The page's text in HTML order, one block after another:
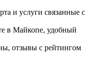
и услуги связанные с
в Майкопе, удобный
отзывы с рейтингом